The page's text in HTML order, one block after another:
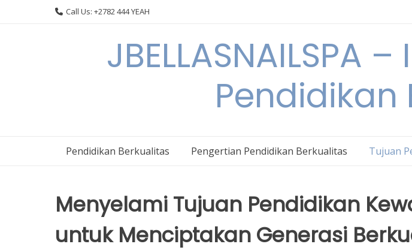
Call Us: +2782 444 YEAH
JBELLASNAILSPA
Pendidikan
Pendidikan Berkualitas Pengertian Pendidikan Berkualitas Tujuan
Menyelami Tujuan Pendidikan
untuk Menciptakan Generasi